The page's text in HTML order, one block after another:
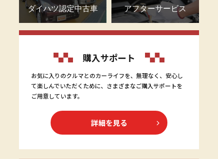
ダイハツ認定中古車 アフターサービス
購入サポート
お気に入りのクルマとのカーライフを、無理なく、安心し
て楽しんでいただくために、さまざまなご購入サポートを
ご用意しています。
詳細を見る